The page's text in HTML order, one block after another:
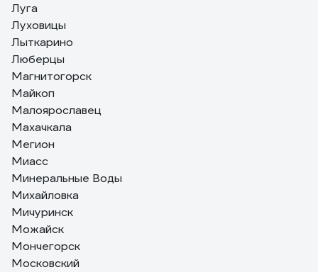
Луга
Луховицы
Лыткарино
Люберцы
Магнитогорск
Майкоп
Малоярославец
Махачкала
Мегион
Миасс
Минеральные Воды
Михайловка
Мичуринск
Можайск
Мончегорск
Московский